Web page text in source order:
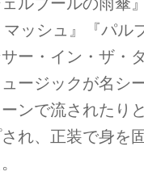
ッシュ』『パル
ー・イン・ザ・
ージックが名シ
ンで流されたり
れ、正装で身を